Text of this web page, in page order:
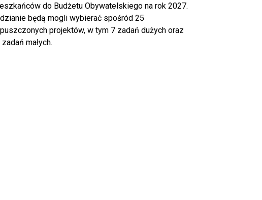
do Budżetu Obywatelskiego na rok 2027.
będą mogli wybierać spośród 25
projektów, w tym 7 zadań dużych oraz
małych.